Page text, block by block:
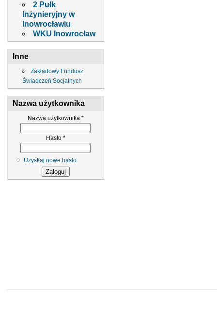
2 Pułk
Inżynieryjny w
Inowrocławiu
WKU Inowrocław
Inne
Zakładowy Fundusz
Świadczeń Socjalnych
Nazwa użytkownika
Nazwa użytkownika *
Hasło *
Uzyskaj nowe hasło